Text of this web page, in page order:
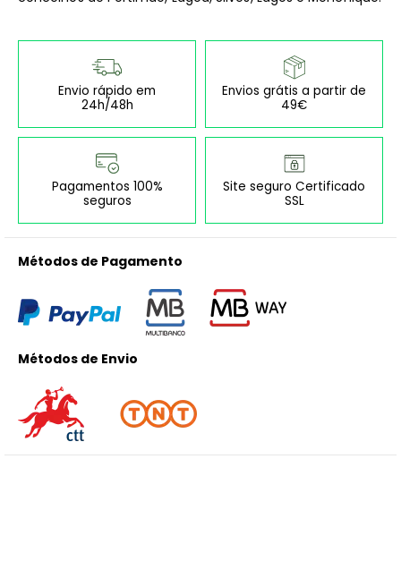
Envio rápido em
24h/48h
Envios grátis a partir de
49€
Pagamentos 100%
seguros
Site seguro Certificado
SSL
Métodos de Pagamento
Métodos de Envio